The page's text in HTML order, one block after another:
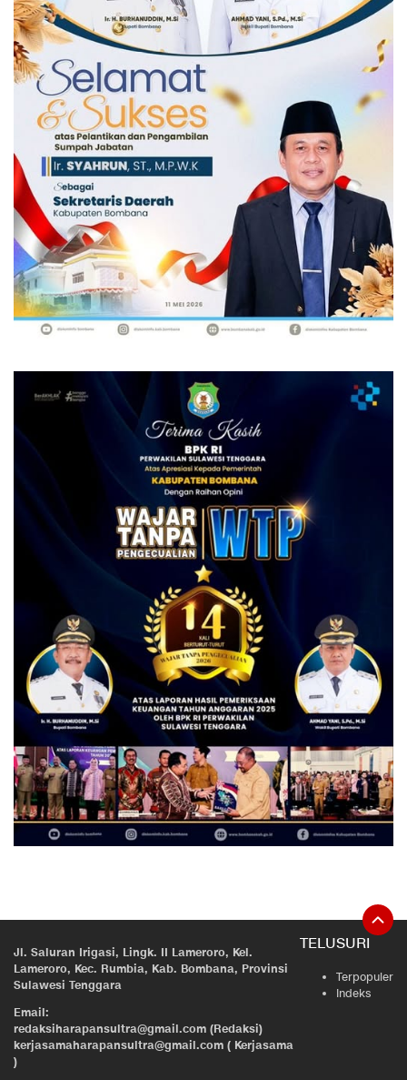
Jl. Saluran Irigasi, Lingk. II Lameroro, Kel.
Lameroro, Kec. Rumbia, Kab. Bombana, Provinsi
Sulawesi Tenggara
Email:
redaksiharapansultra@gmail.com (Redaksi)
kerjasamaharapansultra@gmail.com ( Kerjasama
)
TELUSURI
Terpopuler
Indeks